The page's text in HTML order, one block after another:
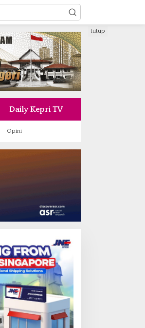
Daily Kepri TV
Opini
tutup